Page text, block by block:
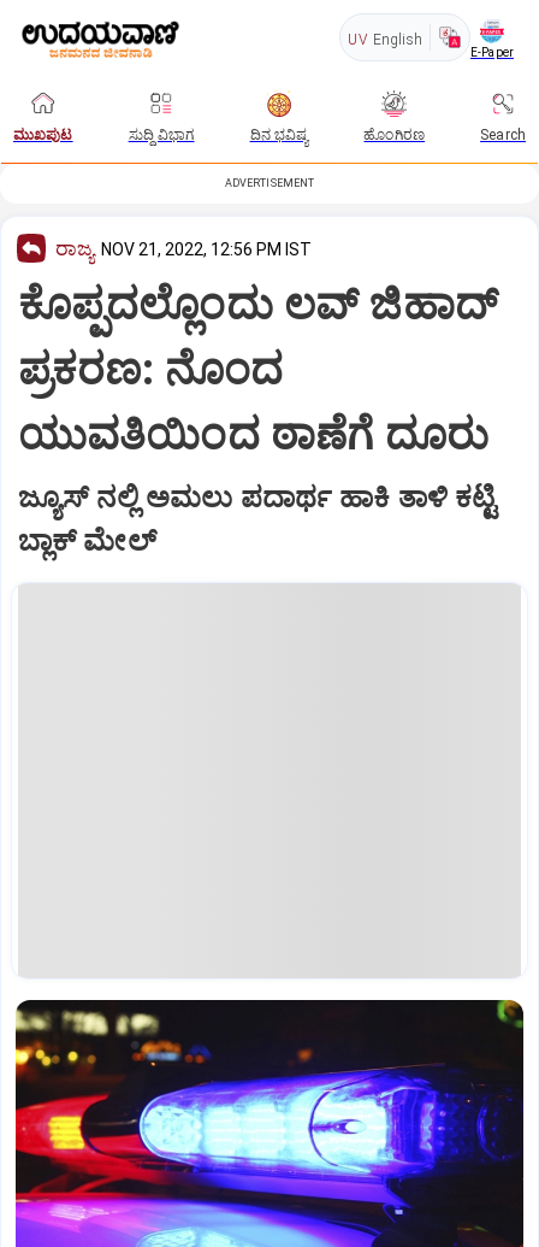
UV English
E-Paper
ಮುಖಪುಟ ಸುದ್ದಿ ವಿಭಾಗ ದಿನ ಭವಿಷ್ಯ ಹೊಂಗಿರಣ Search
ADVERTISEMENT
ರಾಜ್ಯ NOV 21, 2022, 12:56 PM IST
ಕೊಪ್ಪದಲ್ಲೊಂದು ಲವ್ ಜಿಹಾದ್
ಪ್ರಕರಣ: ನೊಂದ
ಯುವತಿಯಿಂದ ಠಾಣೆಗೆ ದೂರು
ಜ್ಯೂಸ್ ನಲ್ಲಿ ಅಮಲು ಪದಾರ್ಥ ಹಾಕಿ ತಾಳಿ ಕಟ್ಟಿ
ಬ್ಲಾಕ್ ಮೇಲ್